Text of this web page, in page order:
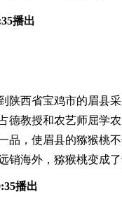
35播出
陕西省宝鸡市的眉县
教授和农艺师屈学
，使眉县的猕猴桃
海外，猕猴桃变成了
35播出